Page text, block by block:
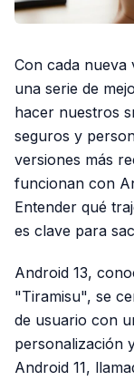
Con cada nueva
una serie de
hacer nuestros
seguros y
versiones más
funcionan con
Entender qué
es clave para
Android 13,
"Tiramisu", se
de usuario con
personalización
Android 11,